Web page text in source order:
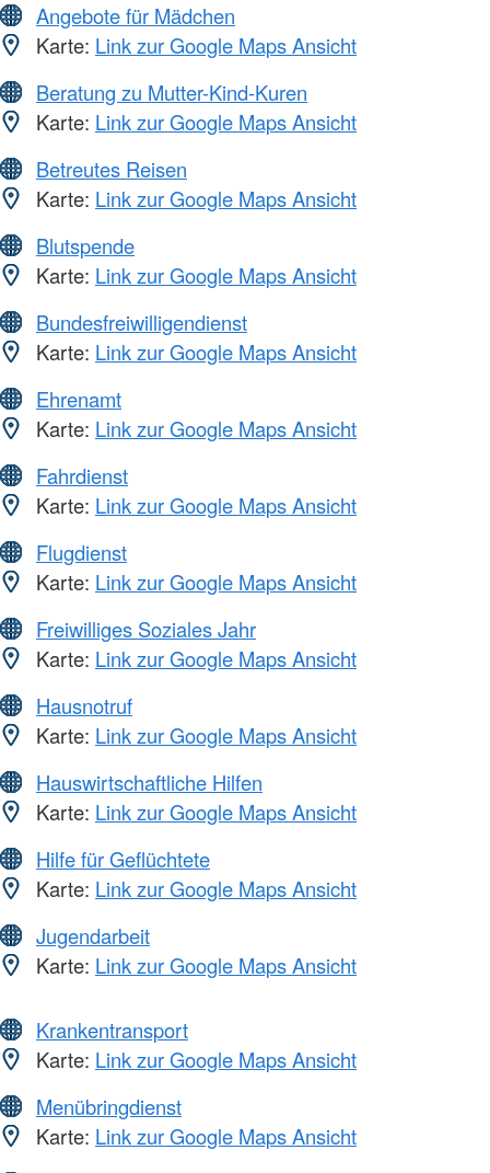
Angebote für Mädchen
Karte: Link zur Google Maps Ansicht
Beratung zu Mutter-Kind-Kuren
Karte: Link zur Google Maps Ansicht
Betreutes Reisen
Karte: Link zur Google Maps Ansicht
Blutspende
Karte: Link zur Google Maps Ansicht
Bundesfreiwilligendienst
Karte: Link zur Google Maps Ansicht
Ehrenamt
Karte: Link zur Google Maps Ansicht
Fahrdienst
Karte: Link zur Google Maps Ansicht
Flugdienst
Karte: Link zur Google Maps Ansicht
Freiwilliges Soziales Jahr
Karte: Link zur Google Maps Ansicht
Hausnotruf
Karte: Link zur Google Maps Ansicht
Hauswirtschaftliche Hilfen
Karte: Link zur Google Maps Ansicht
Hilfe für Geflüchtete
Karte: Link zur Google Maps Ansicht
Jugendarbeit
Karte: Link zur Google Maps Ansicht
Krankentransport
Karte: Link zur Google Maps Ansicht
Menübringdienst
Karte: Link zur Google Maps Ansicht